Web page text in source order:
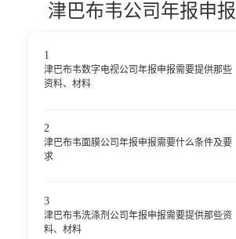
津巴布韦公司年报申报
1
津巴布韦数字电视公司年报申报需要提供那些
资料、材料
2
津巴布韦面膜公司年报申报需要什么条件及要
求
3
津巴布韦洗涤剂公司年报申报需要提供那些资
料、材料